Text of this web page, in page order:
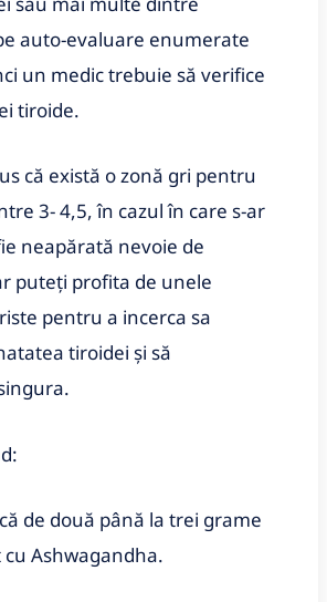
auto-evaluare enumerate
un medic trebuie să verifice
tiroide.
că există o zonă gri pentru
3- 4,5, în cazul în care s-ar
neapărată nevoie de
puteți profita de unele
pentru a incerca sa
tiroidei şi să
de două până la trei grame
Ashwagandha.